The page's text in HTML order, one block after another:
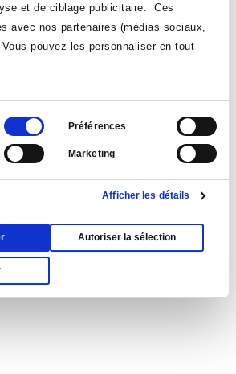
et de ciblage publicitaire. Ces
avec nos partenaires (médias sociaux,
pouvez les personnaliser en tout
Préférences
Marketing
Afficher les détails
Autoriser la sélection
sujet
demande de bourses pour les
Collège Ahuntsic qui sont dans le
vous enverra un reçu fiscal pour votre don.
TOUTES LES NOUVELLES